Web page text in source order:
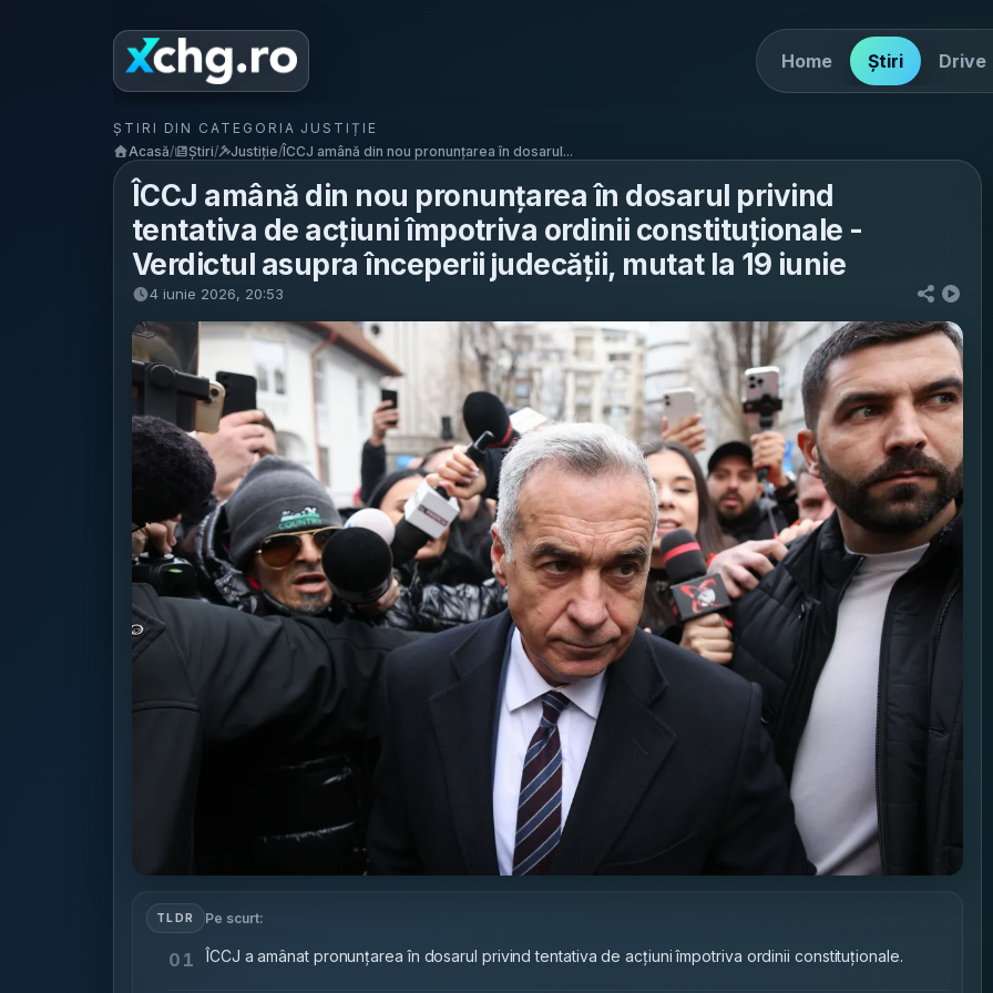
Home Știri Drive
ȘTIRI DIN CATEGORIA JUSTIȚIE
Acasă/ Știri/ Justiție/ÎCCJ amână din nou pronunțarea în dosarul...
ÎCCJ amână din nou pronunțarea în dosarul privind
tentativa de acțiuni împotriva ordinii constituționale -
Verdictul asupra începerii judecății, mutat la 19 iunie
4 iunie 2026, 20:53
TLDR Pe scurt:
01 ÎCCJ a amânat pronunțarea în dosarul privind tentativa de acțiuni împotriva ordinii constituționale.